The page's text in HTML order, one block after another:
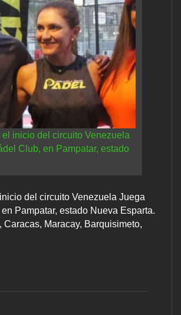
inicio del circuito Venezuela
Club, en Pampatar, estado
del circuito Venezuela Juega
Pampatar, estado Nueva Esparta.
Maracay, Barquisimeto,